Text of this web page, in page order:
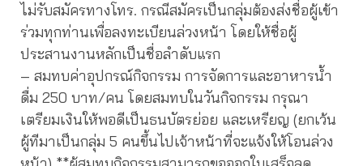
ไม่รับสมัครทางโทร. กรณีสมัครเป็นกลุ่มต้องส่งชื่อผู้เข้า
ร่วมทุกท่านเพื่อลงทะเบียนล่วงหน้า โดยให้ชื่อผู้
ประสานงานหลักเป็นชื่อลำดับแรก
– สมทบค่าอุปกรณ์กิจกรรม การจัดการและอาหารน้ำ
ดื่ม 250 บาท/คน โดยสมทบในวันกิจกรรม กรุณา
เตรียมเงินให้พอดีเป็นธนบัตรย่อย และเหรียญ (ยกเว้น
ผู้ทีมาเป็นกลุ่ม 5 คนขึ้นไปเจ้าหน้าที่จะแจ้งให้โอนล่วง